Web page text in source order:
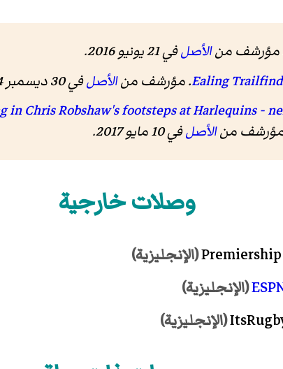
الأصلفي 21 يونيو 2016
.
الأصلفي 30 ديسمبر 2014
الأصلفي 10 مايو 2017 .
وصلات خارجية
(الإنجليزية)
(الإنجليزية)
(الإنجليزية)